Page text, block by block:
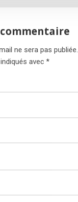
ne sera pas publiée.
avec *